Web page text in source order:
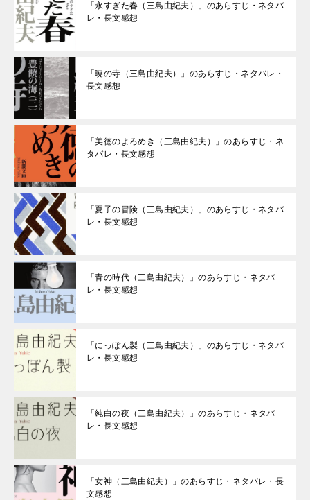
「永すぎた春（三島由紀夫）」のあらすじ・ネタバ
レ・長文感想
「暁の寺（三島由紀夫）」のあらすじ・ネタバレ・
長文感想
「美徳のよろめき（三島由紀夫）」のあらすじ・ネ
タバレ・長文感想
「夏子の冒険（三島由紀夫）」のあらすじ・ネタバ
レ・長文感想
「青の時代（三島由紀夫）」のあらすじ・ネタバ
レ・長文感想
「にっぽん製（三島由紀夫）」のあらすじ・ネタバ
レ・長文感想
「純白の夜（三島由紀夫）」のあらすじ・ネタバ
レ・長文感想
「女神（三島由紀夫）」のあらすじ・ネタバレ・長
文感想